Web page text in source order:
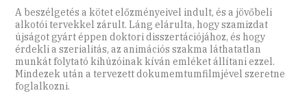
A beszélgetés a kötet előzményeivel indult, és a jövőbeli
alkotói tervekkel zárult. Láng elárulta, hogy szamizdat
újságot gyárt éppen doktori disszertációjához, és hogy
érdekli a szerialitás, az animációs szakma láthatatlan
munkát folytató kihúzóinak kíván emléket állítani ezzel.
Mindezek után a tervezett dokumemtumfilmjével szeretne
foglalkozni.